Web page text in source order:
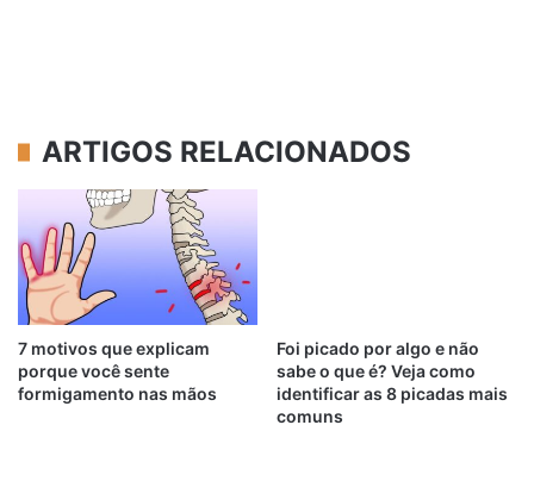
ARTIGOS RELACIONADOS
7 motivos que explicam
porque você sente
formigamento nas mãos
Foi picado por algo e não
sabe o que é? Veja como
identificar as 8 picadas mais
comuns